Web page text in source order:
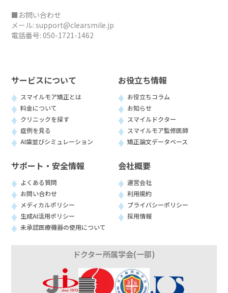
■お問い合わせ
メール: support@clearsmile.jp
電話番号: 050-1721-1462
サービスについて
スマイルモア矯正とは
料金について
クリニックを探す
症例を見る
AI歯並びシミュレーション
お役立ち情報
お役立ちコラム
お知らせ
スマイルドクター
スマイルモア監修医師
矯正論文データベース
サポート・安全情報
よくある質問
お問い合わせ
メディカルポリシー
生成AI活用ポリシー
未承認医療機器の使用について
会社概要
運営会社
利用規約
プライバシーポリシー
採用情報
ドクター所属学会(一部)